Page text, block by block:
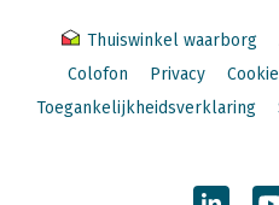
Thuiswinkel waarborg
Colofon
Privacy
Toegankelijkheidsverklaring